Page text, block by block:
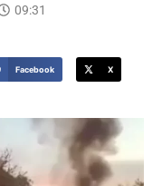
09:31
Facebook X